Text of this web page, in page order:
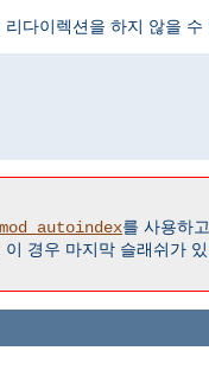
다이렉션을 하지 않을 수
mod_autoindex를 사용하고
경우 마지막 슬래쉬가